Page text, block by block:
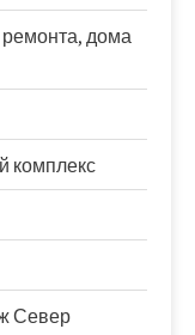
ремонта, дома
комплекс
Север